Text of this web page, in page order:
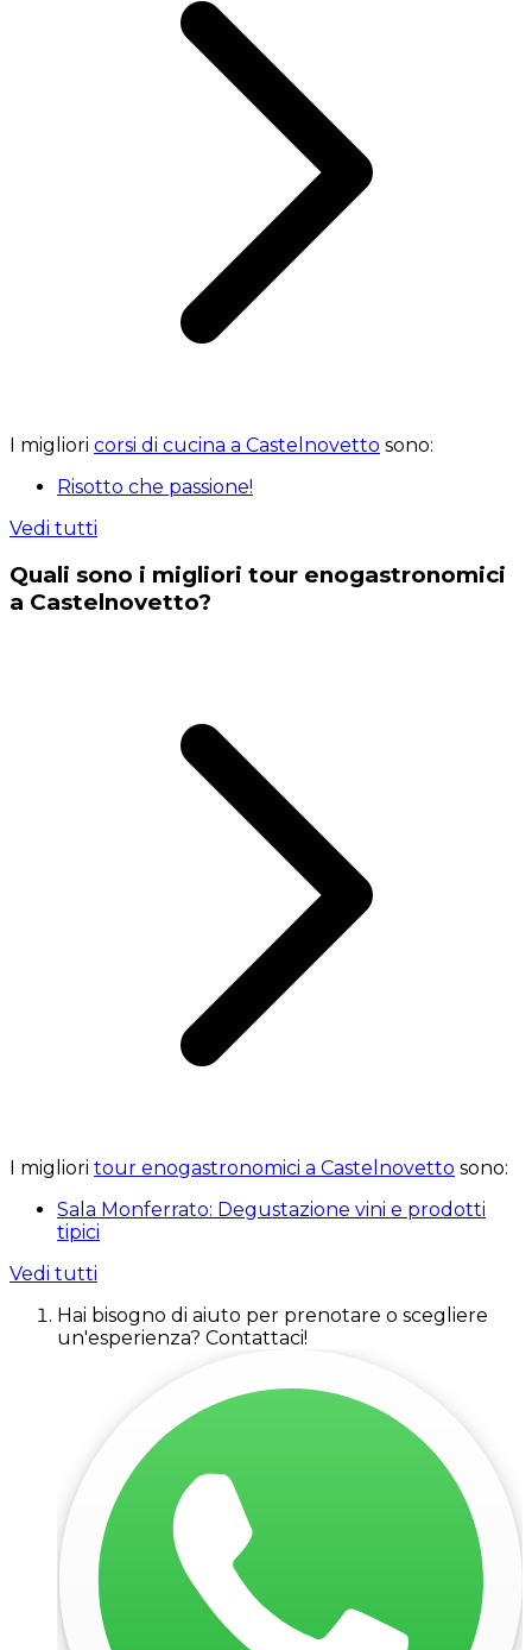
I migliori corsi di cucina a Castelnovetto sono:
Risotto che passione!
Vedi tutti
Quali sono i migliori tour enogastronomici
a Castelnovetto?
I migliori tour enogastronomici a Castelnovetto sono:
Sala Monferrato: Degustazione vini e prodotti
tipici
Vedi tutti
Hai bisogno di aiuto per prenotare o scegliere
un'esperienza? Contattaci!